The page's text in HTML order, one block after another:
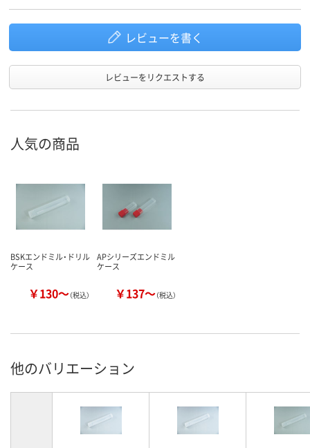
レビューを書く
レビューをリクエストする
人気の商品
BSKエンドミル・ドリル
ケース
￥130～（税込）
APシリーズエンドミル
ケース
￥137～（税込）
他のバリエーション